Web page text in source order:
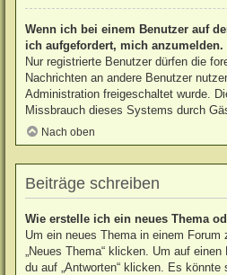
Wenn ich bei einem Benutzer auf
ich aufgefordert, mich anzumelden.
Nur registrierte Benutzer dürfen die
Nachrichten an andere Benutzer
Administration freigeschaltet wurde.
Missbrauch dieses Systems durch
Nach oben
Beiträge schreiben
Wie erstelle ich ein neues Thema
Um ein neues Thema in einem
„Neues Thema“ klicken. Um auf
du auf „Antworten“ klicken. Es